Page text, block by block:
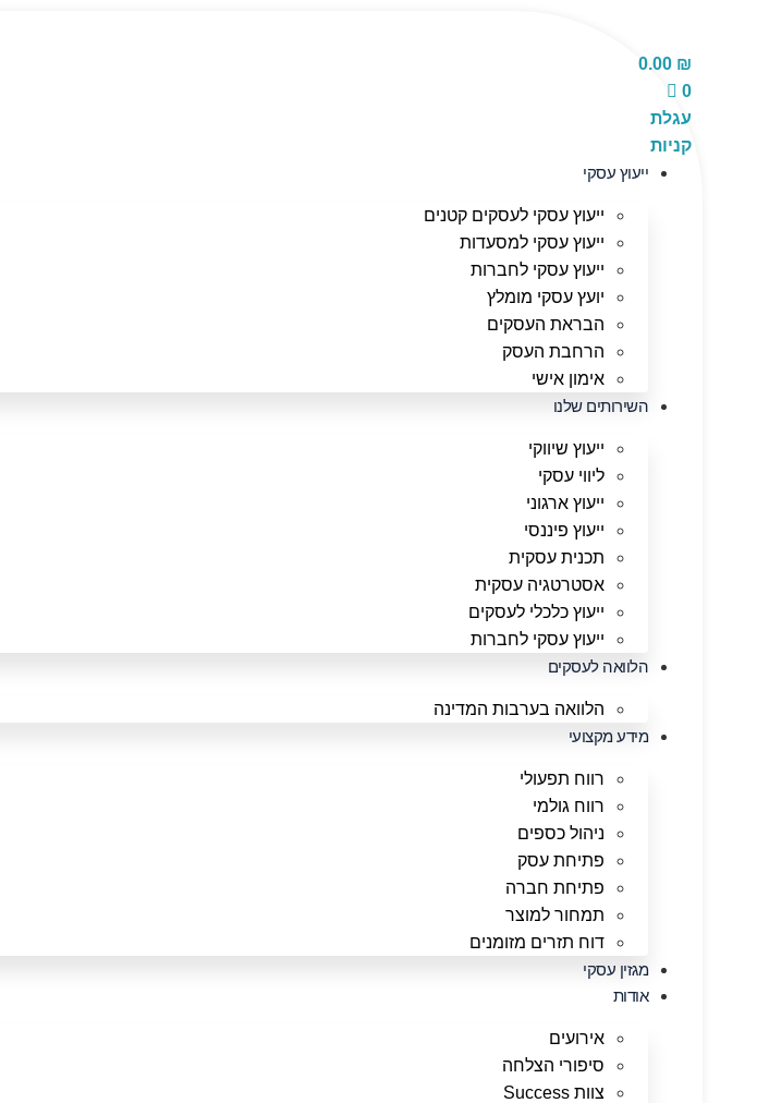
0.00 ₪
0
עגלת
קניות
ייעוץ עסקי
ייעוץ עסקי לעסקים קטנים
ייעוץ עסקי למסעדות
ייעוץ עסקי לחברות
יועץ עסקי מומלץ
הבראת העסקים
הרחבת העסק
אימון אישי
השירותים שלנו
ייעוץ שיווקי
ליווי עסקי
ייעוץ ארגוני
ייעוץ פיננסי
תכנית עסקית
אסטרטגיה עסקית
ייעוץ כלכלי לעסקים
ייעוץ עסקי לחברות
הלוואה לעסקים
הלוואה בערבות המדינה
מידע מקצועי
רווח תפעולי
רווח גולמי
ניהול כספים
פתיחת עסק
פתיחת חברה
תמחור למוצר
דוח תזרים מזומנים
מגזין עסקי
אודות
אירועים
סיפורי הצלחה
צוות Success